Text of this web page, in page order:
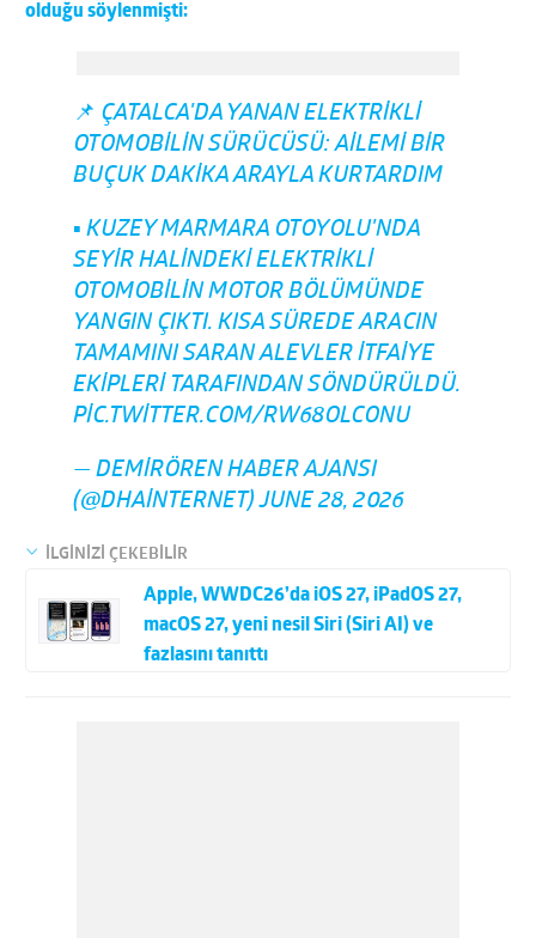
olduğu söylenmişti:
📌 ÇATALCA'DA YANAN ELEKTRIKLI
OTOMOBILIN SÜRÜCÜSÜ: AILEMI BIR
BUÇUK DAKIKA ARAYLA KURTARDIM
▪️ KUZEY MARMARA OTOYOLU'NDA
SEYIR HALINDEKI ELEKTRIKLI
OTOMOBILIN MOTOR BÖLÜMÜNDE
YANGIN ÇIKTI. KISA SÜREDE ARACIN
TAMAMINI SARAN ALEVLER ITFAIYE
EKIPLERI TARAFINDAN SÖNDÜRÜLDÜ.
PIC.TWITTER.COM/RW68OLCONU
— DEMIRÖREN HABER AJANSI
(@DHAINTERNET)JUNE 28, 2026
İLGİNİZİ ÇEKEBİLİR
Apple, WWDC26’da iOS 27, iPadOS 27,
macOS 27, yeni nesil Siri (Siri AI) ve
fazlasını tanıttı